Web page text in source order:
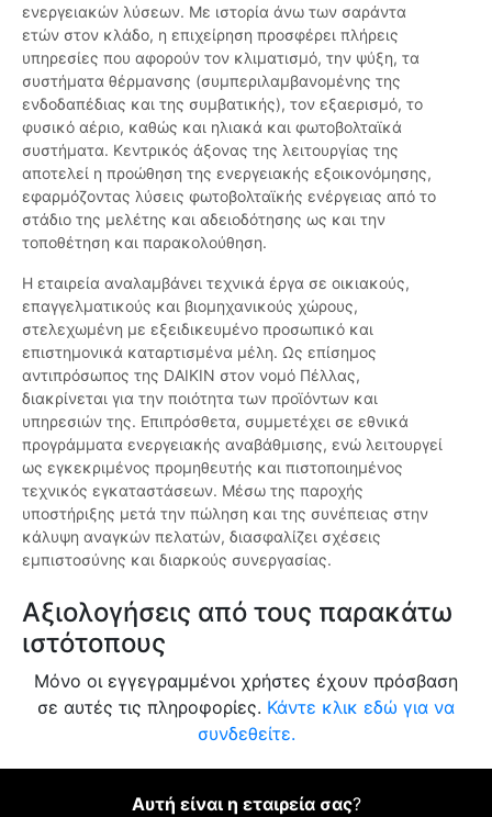
ενεργειακών λύσεων. Με ιστορία άνω των σαράντα
ετών στον κλάδο, η επιχείρηση προσφέρει πλήρεις
υπηρεσίες που αφορούν τον κλιματισμό, την ψύξη, τα
συστήματα θέρμανσης (συμπεριλαμβανομένης της
ενδοδαπέδιας και της συμβατικής), τον εξαερισμό, το
φυσικό αέριο, καθώς και ηλιακά και φωτοβολταϊκά
συστήματα. Κεντρικός άξονας της λειτουργίας της
αποτελεί η προώθηση της ενεργειακής εξοικονόμησης,
εφαρμόζοντας λύσεις φωτοβολταϊκής ενέργειας από το
στάδιο της μελέτης και αδειοδότησης ως και την
τοποθέτηση και παρακολούθηση.
Η εταιρεία αναλαμβάνει τεχνικά έργα σε οικιακούς,
επαγγελματικούς και βιομηχανικούς χώρους,
στελεχωμένη με εξειδικευμένο προσωπικό και
επιστημονικά καταρτισμένα μέλη. Ως επίσημος
αντιπρόσωπος της DAIKIN στον νομό Πέλλας,
διακρίνεται για την ποιότητα των προϊόντων και
υπηρεσιών της. Επιπρόσθετα, συμμετέχει σε εθνικά
προγράμματα ενεργειακής αναβάθμισης, ενώ λειτουργεί
ως εγκεκριμένος προμηθευτής και πιστοποιημένος
τεχνικός εγκαταστάσεων. Μέσω της παροχής
υποστήριξης μετά την πώληση και της συνέπειας στην
κάλυψη αναγκών πελατών, διασφαλίζει σχέσεις
εμπιστοσύνης και διαρκούς συνεργασίας.
Αξιολογήσεις από τους παρακάτω
ιστότοπους
Μόνο οι εγγεγραμμένοι χρήστες έχουν πρόσβαση
σε αυτές τις πληροφορίες. Κάντε κλικ εδώ για να
συνδεθείτε.
Αυτή είναι η εταιρεία σας?